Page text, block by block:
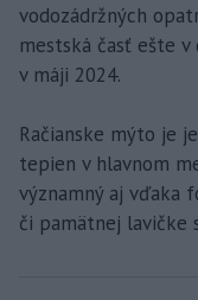
vodozádržných
mestská časť ešte
v máji 2024.
Račianske mýto je
tepien v hlavnom
významný aj vďaka
či pamätnej lavičke